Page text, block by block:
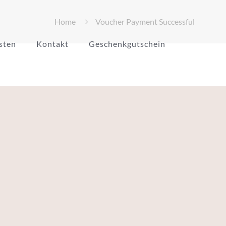
Kontakt Geschenkgutschein
Home Voucher Payment Successful